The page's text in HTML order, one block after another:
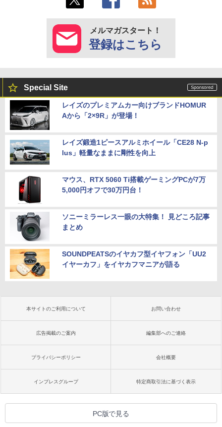
メルマガスタート！
登録はこちら
Special Site
レイズのプレミアムカー向けブランドHOMUR
Aから「2×9R」が登場！
レイズ鍛造1ピースアルミホイール「CE28 N-p
lus」軽量なままに剛性を向上
マウス、RTX 5060 Ti搭載ゲーミングPCが7万
5,000円オフで30万円台！
ソニーミラーレス一眼の大特集！ 見どころ記事
まとめ
SOUNDPEATSのイヤカフ型イヤフォン「UU2
イヤーカフ」をイヤカフマニアが語る
本サイトのご利用について お問い合わせ
広告掲載のご案内 編集部へのご連絡
プライバシーポリシー 会社概要
インプレスグループ 特定商取引法に基づく表示
PC版で見る